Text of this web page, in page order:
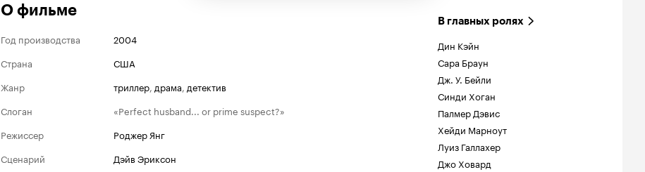
О фильме
Год производства
2004
Страна
США
Жанр
триллер, драма, детектив
Слоган
«Perfect husband... or prime suspect?»
Режиссер
Роджер Янг
Сценарий
Дэйв Эриксон
В главных ролях
Дин Кэйн
Сара Браун
Дж. У. Бейли
Синди Хоган
Палмер Дэвис
Хейди Марноут
Луиз Галлахер
Джо Ховард